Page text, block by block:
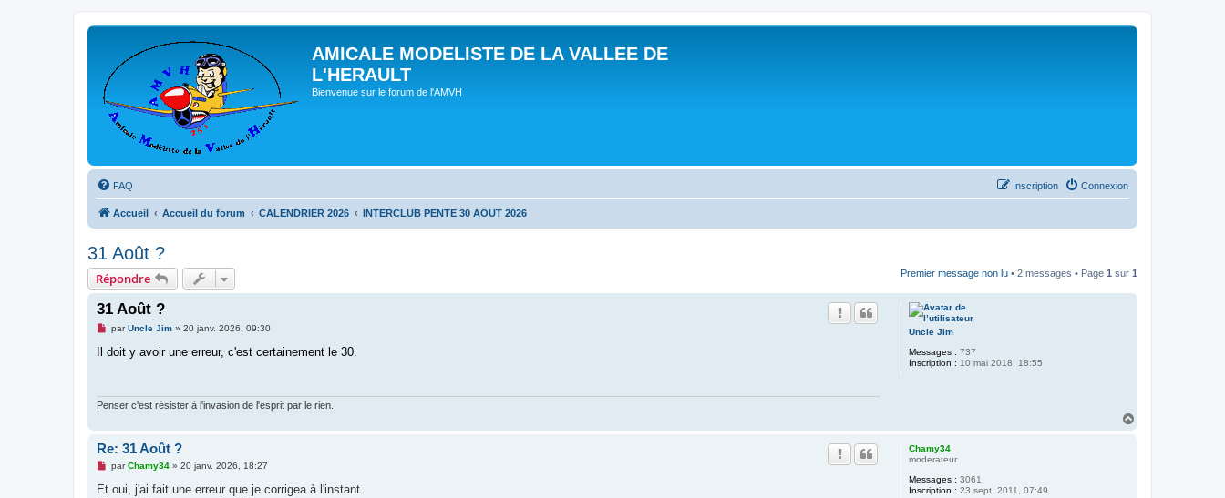
AMICALE MODELISTE DE LA VALLEE DE
L'HERAULT
Bienvenue sur le forum de l'AMVH
FAQ Connexion
Inscription
Accueil Accueil du forum CALENDRIER 2026 INTERCLUB PENTE 30 AOUT 2026
31 Août ?
Répondre Premier message non lu • 2 messages • Page 1 sur 1
Uncle Jim
Messages : 737
Inscription : 10 mai 2018, 18:55
31 Août ?
M
s
n
u
parUncle Jim» 20 janv. 2026, 09:30
Il doit y avoir une erreur, c'est certainement le 30.
Penser c'est résister à l'invasion de l'esprit par le rien.
Chamy34
moderateur
Messages : 3061
Inscription : 23 sept. 2011, 07:49
Re: 31 Août ?
M
s
parChamy34» 20 janv. 2026, 18:27
Et oui, j'ai fait une erreur que je corrigea à l'instant.